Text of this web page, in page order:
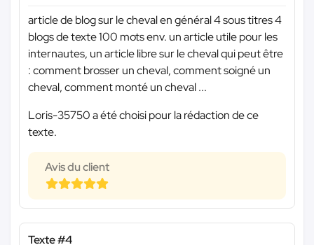
article de blog sur le cheval en général 4 sous titres 4
blogs de texte 100 mots env. un article utile pour les
internautes, un article libre sur le cheval qui peut être
: comment brosser un cheval, comment soigné un
cheval, comment monté un cheval ...
Loris-35750 a été choisi pour la rédaction de ce
texte.
Avis du client
Texte #4